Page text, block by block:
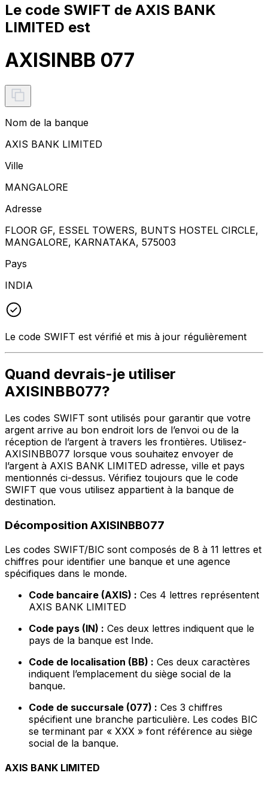
Le code SWIFT de AXIS BANK
LIMITED est
AXISINBB 077
Nom de la banque
AXIS BANK LIMITED
Ville
MANGALORE
Adresse
FLOOR GF, ESSEL TOWERS, BUNTS HOSTEL CIRCLE,
MANGALORE, KARNATAKA, 575003
Pays
INDIA
Le code SWIFT est vérifié et mis à jour régulièrement
Quand devrais-je utiliser
AXISINBB077?
Les codes SWIFT sont utilisés pour garantir que votre
argent arrive au bon endroit lors de l’envoi ou de la
réception de l’argent à travers les frontières. Utilisez-
AXISINBB077 lorsque vous souhaitez envoyer de
l’argent à AXIS BANK LIMITED adresse, ville et pays
mentionnés ci-dessus. Vérifiez toujours que le code
SWIFT que vous utilisez appartient à la banque de
destination.
Décomposition AXISINBB077
Les codes SWIFT/BIC sont composés de 8 à 11 lettres et
chiffres pour identifier une banque et une agence
spécifiques dans le monde.
Code bancaire (AXIS) : Ces 4 lettres représentent
AXIS BANK LIMITED
Code pays (IN) : Ces deux lettres indiquent que le
pays de la banque est Inde.
Code de localisation (BB) : Ces deux caractères
indiquent l’emplacement du siège social de la
banque.
Code de succursale (077) : Ces 3 chiffres
spécifient une branche particulière. Les codes BIC
se terminant par « XXX » font référence au siège
social de la banque.
AXIS BANK LIMITED